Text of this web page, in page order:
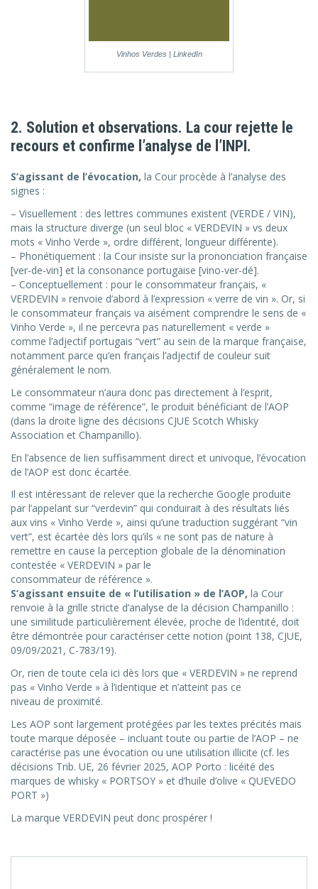
Vinhos Verdes | LinkedIn
2. Solution et observations. La cour rejette le
recours et confirme l’analyse de l’INPI.
S’agissant de l’évocation, la Cour procède à l’analyse des
signes :
– Visuellement : des lettres communes existent (VERDE / VIN),
mais la structure diverge (un seul bloc « VERDEVIN » vs deux
mots « Vinho Verde », ordre différent, longueur différente).
– Phonétiquement : la Cour insiste sur la prononciation française
[ver-de-vin] et la consonance portugaise [vino-ver-dé].
– Conceptuellement : pour le consommateur français, «
VERDEVIN » renvoie d’abord à l’expression « verre de vin ». Or, si
le consommateur français va aisément comprendre le sens de «
Vinho Verde », il ne percevra pas naturellement « verde »
comme l’adjectif portugais “vert” au sein de la marque française,
notamment parce qu’en français l’adjectif de couleur suit
généralement le nom.
Le consommateur n’aura donc pas directement à l’esprit,
comme “image de référence”, le produit bénéficiant de l’AOP
(dans la droite ligne des décisions CJUE Scotch Whisky
Association et Champanillo).
En l’absence de lien suffisamment direct et univoque, l’évocation
de l’AOP est donc écartée.
Il est intéressant de relever que la recherche Google produite
par l’appelant sur “verdevin” qui conduirait à des résultats liés
aux vins « Vinho Verde », ainsi qu’une traduction suggérant “vin
vert”, est écartée dès lors qu’ils « ne sont pas de nature à
remettre en cause la perception globale de la dénomination
contestée « VERDEVIN » par le
consommateur de référence ».
S’agissant ensuite de « l’utilisation » de l’AOP, la Cour
renvoie à la grille stricte d’analyse de la décision Champanillo :
une similitude particulièrement élevée, proche de l’identité, doit
être démontrée pour caractériser cette notion (point 138, CJUE,
09/09/2021, C-783/19).
Or, rien de toute cela ici dès lors que « VERDEVIN » ne reprend
pas « Vinho Verde » à l’identique et n’atteint pas ce
niveau de proximité.
Les AOP sont largement protégées par les textes précités mais
toute marque déposée – incluant toute ou partie de l’AOP – ne
caractérise pas une évocation ou une utilisation illicite (cf. les
décisions Trib. UE, 26 février 2025, AOP Porto : licéité des
marques de whisky « PORTSOY » et d’huile d’olive « QUEVEDO
PORT »)
La marque VERDEVIN peut donc prospérer !